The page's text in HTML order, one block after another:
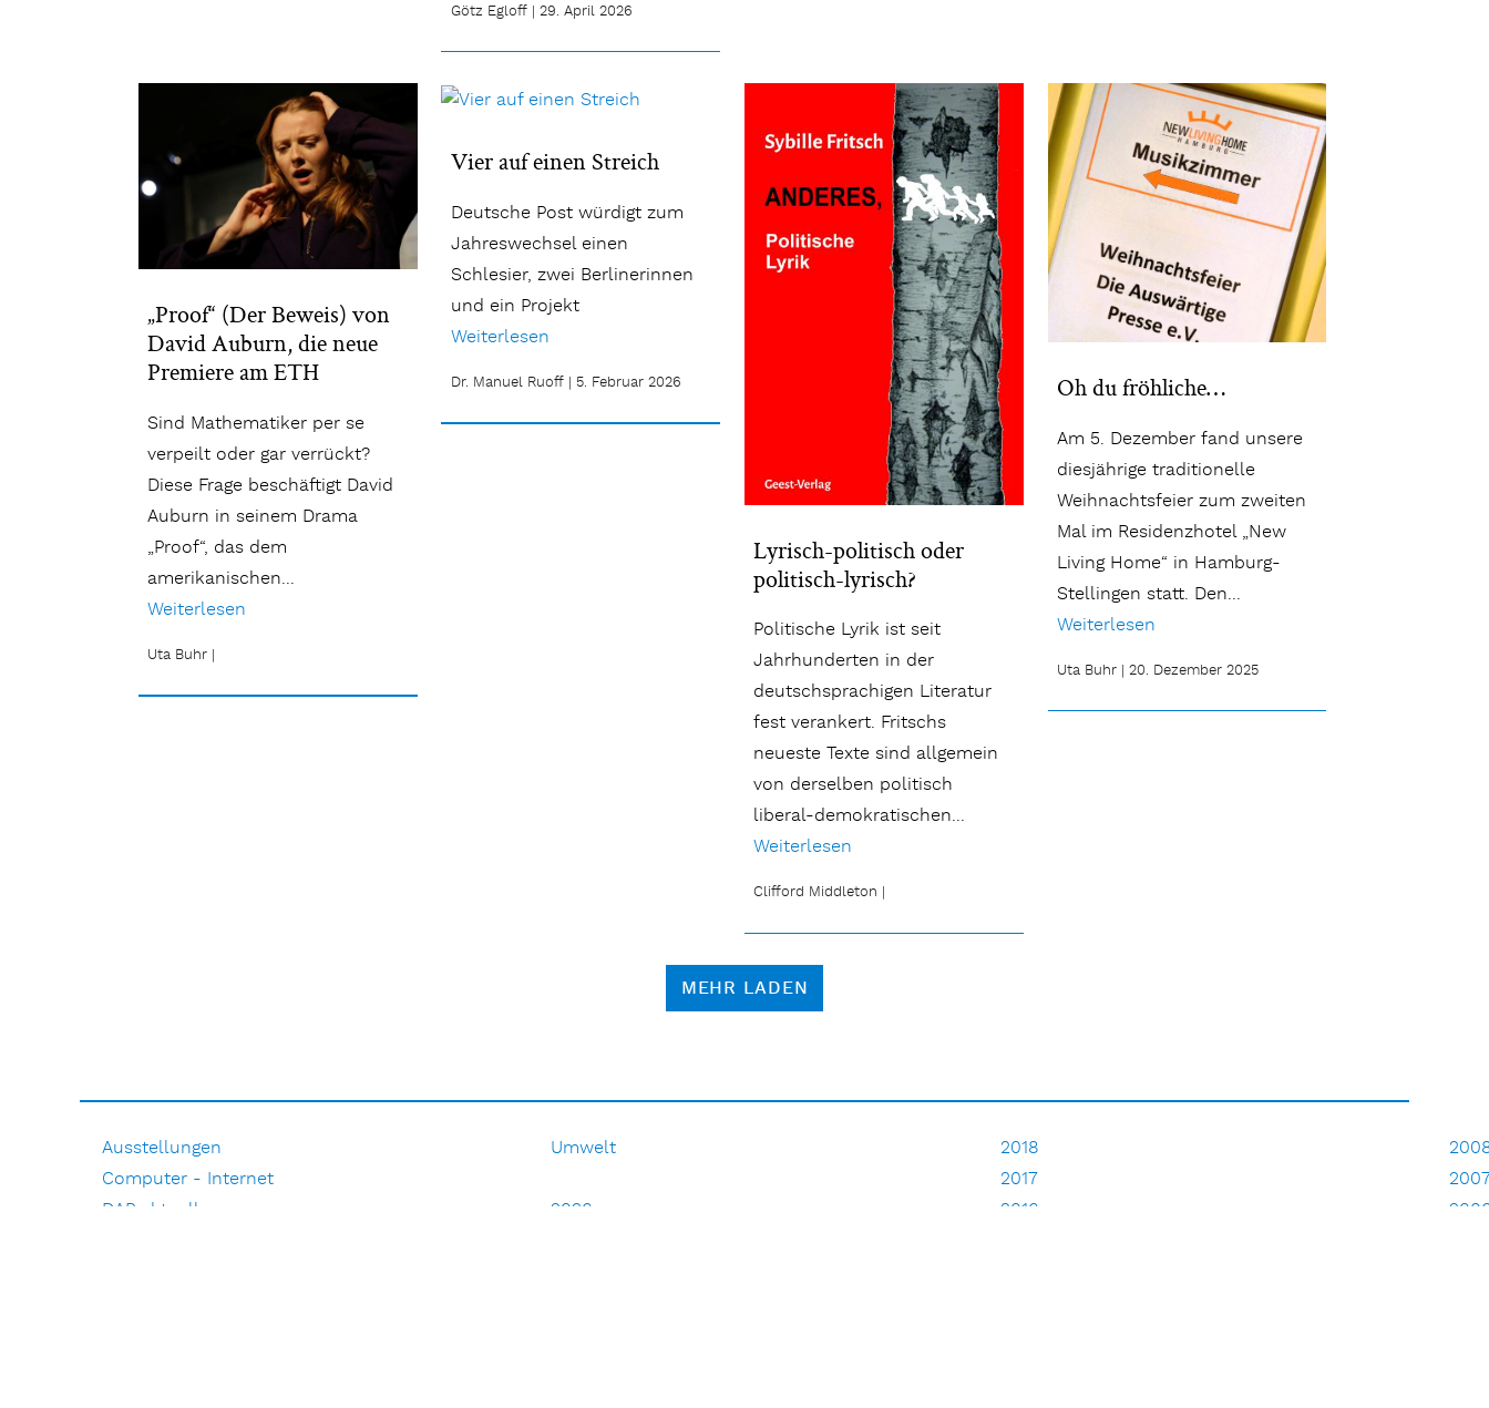
Götz Egloff| 29. April 2026
„Proof“ (Der Beweis) von
David Auburn, die neue
Premiere am ETH
Sind Mathematiker per se
verpeilt oder gar verrückt?
Diese Frage beschäftigt David
Auburn in seinem Drama
„Proof“, das dem
amerikanischen...
Weiterlesen
Uta Buhr |
Vier auf einen Streich
Deutsche Post würdigt zum
Jahreswechsel einen
Schlesier, zwei Berlinerinnen
und ein Projekt
Weiterlesen
Dr. Manuel Ruoff| 5. Februar 2026
Lyrisch-politisch oder
politisch-lyrisch?
Politische Lyrik ist seit
Jahrhunderten in der
deutschsprachigen Literatur
fest verankert. Fritschs
neueste Texte sind allgemein
von derselben politisch
liberal-demokratischen...
Weiterlesen
Clifford Middleton |
Oh du fröhliche…
Am 5. Dezember fand unsere
diesjährige traditionelle
Weihnachtsfeier zum zweiten
Mal im Residenzhotel „New
Living Home“ in Hamburg-
Stellingen statt. Den...
Weiterlesen
Uta Buhr| 20. Dezember 2025
MEHR LADEN
Ausstellungen
Computer - Internet
DAP aktuell
Umwelt
2026
2018
2017
2016